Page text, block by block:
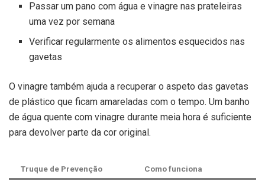
Passar um pano com água e vinagre nas prateleiras
uma vez por semana
Verificar regularmente os alimentos esquecidos nas
gavetas
O vinagre também ajuda a recuperar o aspeto das gavetas
de plástico que ficam amareladas com o tempo. Um banho
de água quente com vinagre durante meia hora é suficiente
para devolver parte da cor original.
Truque de Prevenção Como funciona